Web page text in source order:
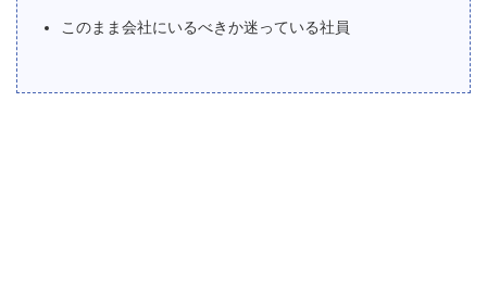
このまま会社にいるべきか迷っている社員